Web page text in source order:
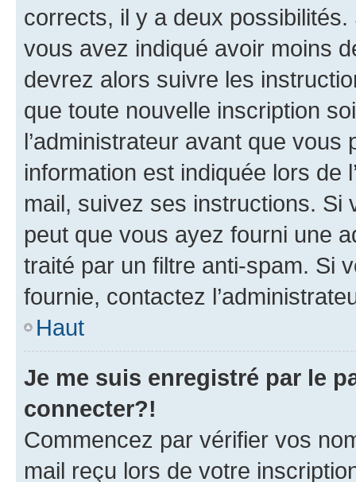
corrects, il y a deux
vous avez indiqué avoir moins
devrez alors suivre les
que toute nouvelle inscription
l’administrateur avant que
information est indiquée lors de
mail, suivez ses instructions. Si
peut que vous ayez fourni une
traité par un filtre anti-spam. Si
fournie, contactez
Haut
Je me suis enregistré par le
connecter?!
Commencez par vérifier vos
mail reçu lors de votre